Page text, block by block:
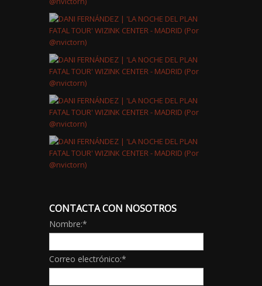
CONTACTA CON NOSOTROS
Nombre:*
Correo electrónico:*